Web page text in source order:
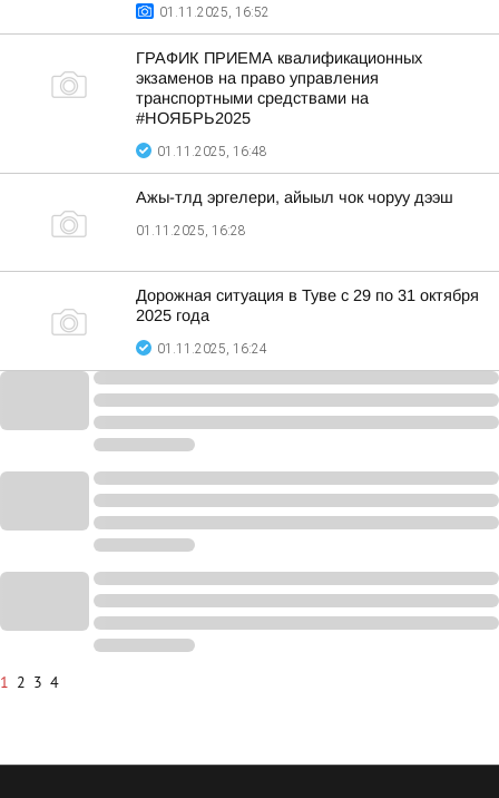
01.11.2025, 16:52
ГРАФИК ПРИЕМА квалификационных
экзаменов на право управления
транспортными средствами на
#НОЯБРЬ2025
01.11.2025, 16:48
Ажы-тлд эргелери, айыыл чок чоруу дээш
01.11.2025, 16:28
Дорожная ситуация в Туве с 29 по 31 октября
2025 года
01.11.2025, 16:24
1 2 3 4